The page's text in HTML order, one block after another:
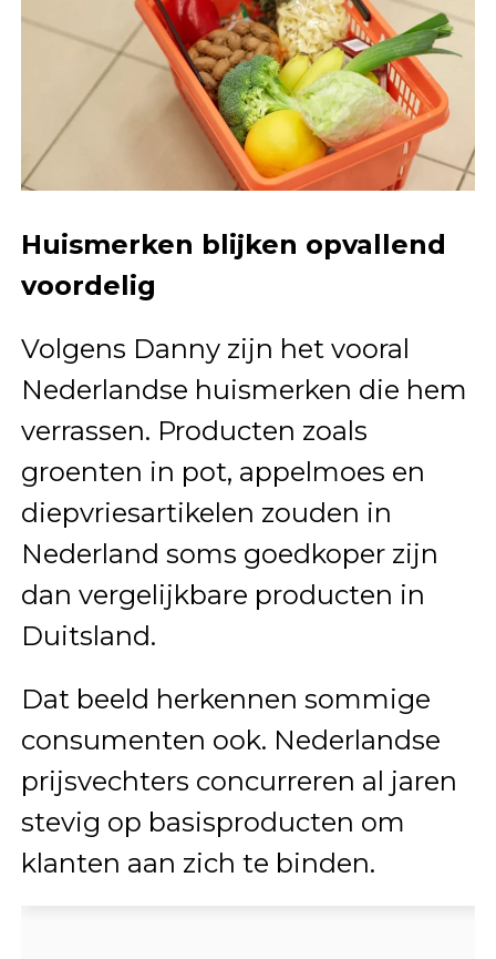
Huismerken blijken opvallend
voordelig
Volgens Danny zijn het vooral
Nederlandse huismerken die hem
verrassen. Producten zoals
groenten in pot, appelmoes en
diepvriesartikelen zouden in
Nederland soms goedkoper zijn
dan vergelijkbare producten in
Duitsland.
Dat beeld herkennen sommige
consumenten ook. Nederlandse
prijsvechters concurreren al jaren
stevig op basisproducten om
klanten aan zich te binden.